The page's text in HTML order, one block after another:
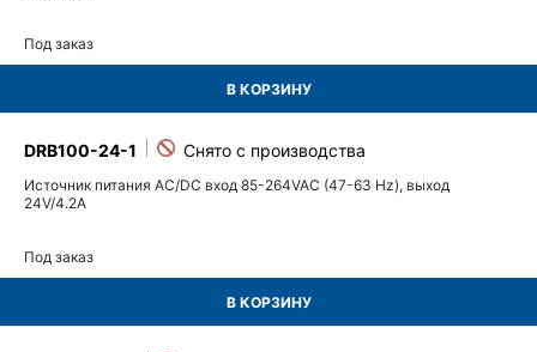
Под заказ
В КОРЗИНУ
DRB100-24-1
Источник питания AC/DC вход 85-264VAC (47-63 Hz), выход
24V/4.2A
Под заказ
В КОРЗИНУ